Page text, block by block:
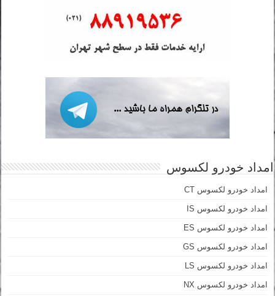
امداد خودرو لکسوس
امداد خودرو لکسوس CT
امداد خودرو لکسوس IS
امداد خودرو لکسوس ES
امداد خودرو لکسوس GS
امداد خودرو لکسوس LS
امداد خودرو لکسوس NX